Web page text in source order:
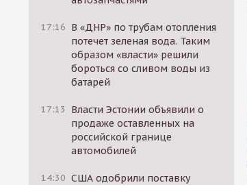
17:16 В «ДНР» по трубам отопления
потечет зеленая вода. Таким
образом «власти» решили
бороться со сливом воды из
батарей
17:13
Власти Эстонии объявили о
продаже оставленных на
российской границе
автомобилей
14:30 США одобрили поставку